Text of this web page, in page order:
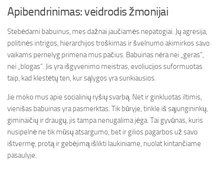
Apibendrinimas: veidrodis žmonijai
Stebėdami babuinus, mes dažnai jaučiamės nepatogiai. Jų agresija,
politinės intrigos, hierarchijos troškimas ir švelnumo akimirkos savo
vaikams pernelyg primena mus pačius. Babuinas nėra nei „geras“,
nei „blogas“. Jis yra išgyvenimo meistras, evoliucijos suformuotas
taip, kad klestėtų ten, kur sąlygos yra sunkiausios.
Jie moko mus apie socialinių ryšių svarbą. Net ir ginkluotas iltimis,
vienišas babuinas yra pasmerktas. Tik būryje, tinkle iš sąjungininkų,
giminaičių ir draugų, jis tampa nenugalima jėga. Tai gyvūnas, kuris
nusipelnė ne tik mūsų atsargumo, bet ir gilios pagarbos už savo
ištvermę, protą ir gebėjimą išlikti laukiniame, nuolat kintančiame
pasaulyje.